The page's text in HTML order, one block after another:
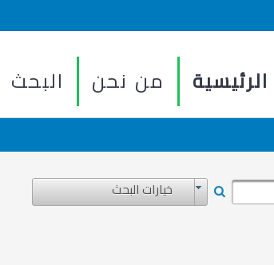
الرئيسية من نحن البحث
خيارات البحث